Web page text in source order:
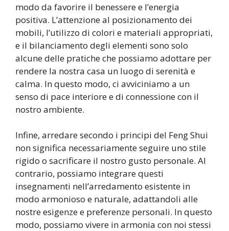
modo da favorire il benessere e l’energia
positiva. L’attenzione al posizionamento dei
mobili, l’utilizzo di colori e materiali appropriati,
e il bilanciamento degli elementi sono solo
alcune delle pratiche che possiamo adottare per
rendere la nostra casa un luogo di serenità e
calma. In questo modo, ci avviciniamo a un
senso di pace interiore e di connessione con il
nostro ambiente.
Infine, arredare secondo i principi del Feng Shui
non significa necessariamente seguire uno stile
rigido o sacrificare il nostro gusto personale. Al
contrario, possiamo integrare questi
insegnamenti nell’arredamento esistente in
modo armonioso e naturale, adattandoli alle
nostre esigenze e preferenze personali. In questo
modo, possiamo vivere in armonia con noi stessi